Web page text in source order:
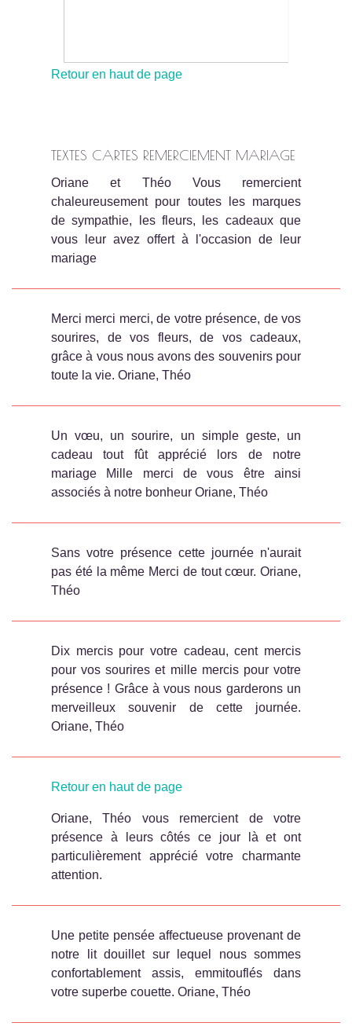
Retour en haut de page
TEXTES CARTES REMERCIEMENT MARIAGE
Oriane et Théo Vous remercient
chaleureusement pour toutes les marques
de sympathie, les fleurs, les cadeaux que
vous leur avez offert à l'occasion de leur
mariage
Merci merci merci, de votre présence, de vos
sourires, de vos fleurs, de vos cadeaux,
grâce à vous nous avons des souvenirs pour
toute la vie. Oriane, Théo
Un vœu, un sourire, un simple geste, un
cadeau tout fût apprécié lors de notre
mariage Mille merci de vous être ainsi
associés à notre bonheur Oriane, Théo
Sans votre présence cette journée n'aurait
pas été la même Merci de tout cœur. Oriane,
Théo
Dix mercis pour votre cadeau, cent mercis
pour vos sourires et mille mercis pour votre
présence ! Grâce à vous nous garderons un
merveilleux souvenir de cette journée.
Oriane, Théo
Retour en haut de page
Oriane, Théo vous remercient de votre
présence à leurs côtés ce jour là et ont
particulièrement apprécié votre charmante
attention.
Une petite pensée affectueuse provenant de
notre lit douillet sur lequel nous sommes
confortablement assis, emmitouflés dans
votre superbe couette. Oriane, Théo